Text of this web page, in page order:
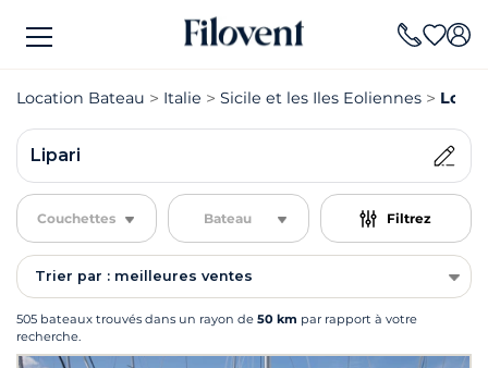
Location Bateau Italie Sicile et les Iles Eoliennes
Lipari
Couchettes Bateau Filtrez
Trier par : meilleures ventes
505 bateaux trouvés dans un rayon de 50 km par rapport à votre
recherche.